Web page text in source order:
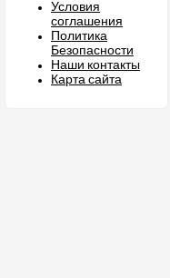
Условия
соглашения
Политика
Безопасности
Наши контакты
Карта сайта